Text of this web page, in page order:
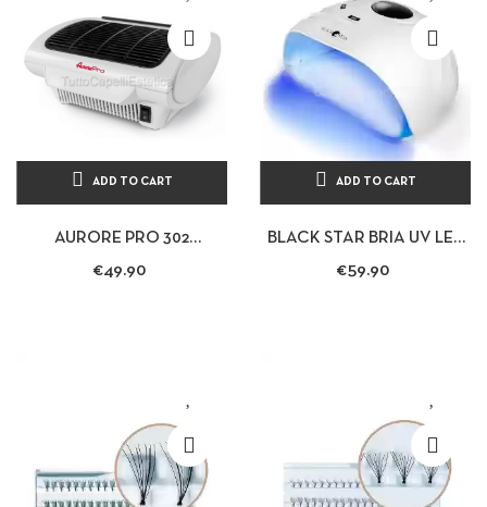
ADD TO CART
AURORE PRO 302
POWERFUL AND SILENT
€49.90
ADD TO CART
BLACK STAR BRIA UV LED
LAMP 48W FOR NAIL
€59.90